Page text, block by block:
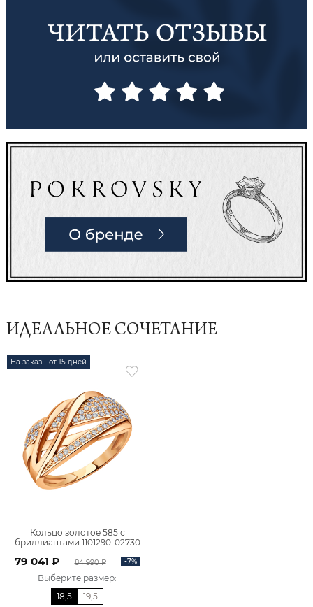
ИДЕАЛЬНОЕ СОЧЕТАНИЕ
На заказ - от 15 дней
Кольцо золотое 585 с
бриллиантами 1101290-02730
79 041 ₽ 84 990 ₽ -7%
Выберите размер:
18,5
19,5